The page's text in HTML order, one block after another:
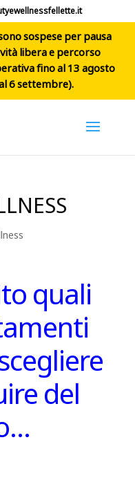
sospese per pausa
libera e percorso
fino al 13 agosto
6 settembre).
quali
del